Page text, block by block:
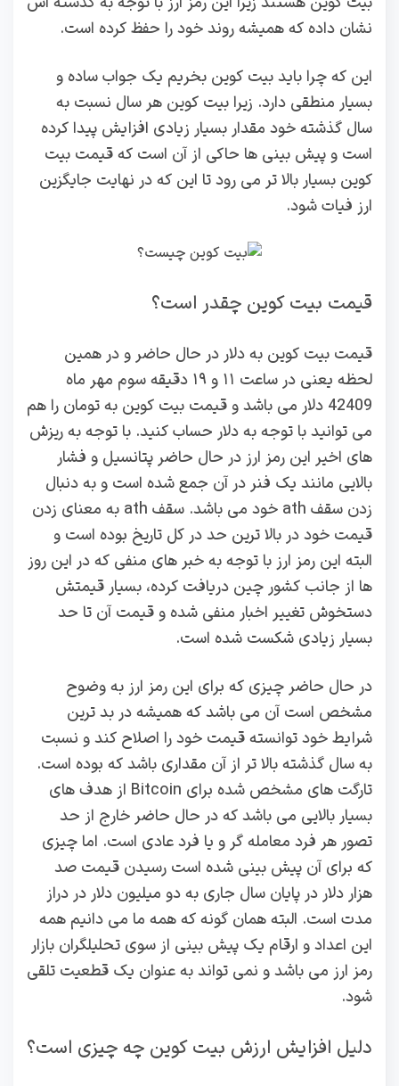
نشان داده که همیشه روند خود را حفظ کرده است.
این که چرا باید بیت کوین بخریم یک جواب ساده و
بسیار منطقی دارد. زیرا بیت‌ کوین هر سال نسبت به
سال گذشته خود مقدار بسیار زیادی افزایش پیدا کرده
است و پیش بینی ها حاکی از آن است که قیمت بیت
کوین بسیار بالا تر می رود تا این که در نهایت جایگزین
ارز فیات شود‌.
قیمت بیت کوین چقدر است؟
قیمت بیت کوین به دلار در حال حاضر و در همین
لحظه یعنی در ساعت ۱۱ و ۱۹ دقیقه سوم مهر ماه
42409 دلار می باشد و قیمت بیت کوین به تومان را هم
می توانید با توجه به دلار حساب کنید. ‌با توجه به ریزش
های اخیر این رمز ارز در حال حاضر پتانسیل و فشار
بالایی مانند یک فنر در آن جمع شده است و به دنبال
زدن سقف ath خود می باشد. سقف ath به معنای زدن
قیمت خود در بالا ترین حد در کل تاریخ بوده است و
البته این رمز ارز با توجه به خبر های منفی که در این روز
ها از جانب کشور چین دریافت کرده، بسیار قیمتش
دستخوش تغییر اخبار منفی شده و قیمت آن تا حد
بسیار زیادی شکست شده است.
در حال حاضر چیزی که برای این رمز ارز به وضوح
مشخص است آن می باشد که همیشه در بد ترین
شرایط خود توانسته قیمت خود را اصلاح کند و نسبت
به سال گذشته بالا تر از آن مقداری باشد که بوده است.
تارگت های مشخص شده برای Bitcoin از هدف های
بسیار بالایی می باشد که در حال حاضر خارج از حد
تصور هر فرد معامله گر و یا فرد عادی است. اما چیزی
که برای آن پیش بینی شده است رسیدن قیمت صد
هزار دلار در پایان سال جاری به دو میلیون دلار در دراز
مدت است‌. البته همان گونه که همه ما می‌ دانیم همه
این اعداد و ارقام یک پیش بینی از سوی تحلیلگران بازار
رمز ارز می باشد و نمی تواند به عنوان یک قطعیت تلقی
شود.
دلیل افزایش ارزش بیت کوین چه چیزی است؟